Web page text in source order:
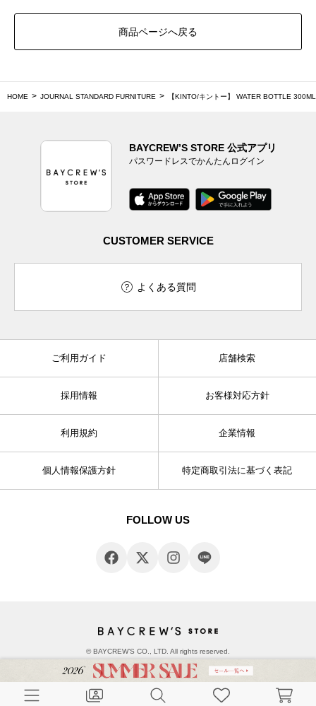
商品ページへ戻る
HOME JOURNAL STANDARD FURNITURE 【KINTO/キントー】 WATER BOTTLE
BAYCREW’S STORE 公式アプリ
パスワードレスでかんたんログイン
CUSTOMER SERVICE
よくある質問
ご利用ガイド 店舗検索
採用情報 お客様対応方針
利用規約 企業情報
個人情報保護方針 特定商取引法に基づく表記
FOLLOW US
© BAYCREW’S CO., LTD. All rights reserved.